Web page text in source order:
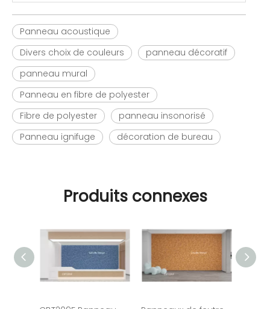
Panneau acoustique
Divers choix de couleurs
panneau décoratif
panneau mural
Panneau en fibre de polyester
Fibre de polyester
panneau insonorisé
Panneau ignifuge
décoration de bureau
Produits connexes